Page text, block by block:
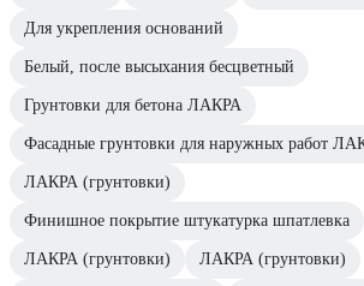
Для укрепления оснований
Белый, после высыхания бесцветный
Грунтовки для бетона ЛАКРА
Фасадные грунтовки для наружных работ
ЛАКРА (грунтовки)
Финишное покрытие штукатурка шпатлевка
ЛАКРА (грунтовки) ЛАКРА (грунтовки)